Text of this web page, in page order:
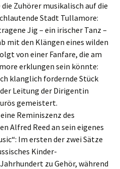
Zuhörer musikalisch auf die
Stadt Tullamore:
Jig – ein irischer Tanz –
mit den Klängen eines wilden
von einer Fanfare, die am
erklungen sein könnte:
klanglich fordernde Stück
Leitung der Dirigentin
gemeistert.
Reminiszenz des
Alfred Reed an sein eigenes
Im ersten der zwei Sätze
Kinder-
zu Gehör, während